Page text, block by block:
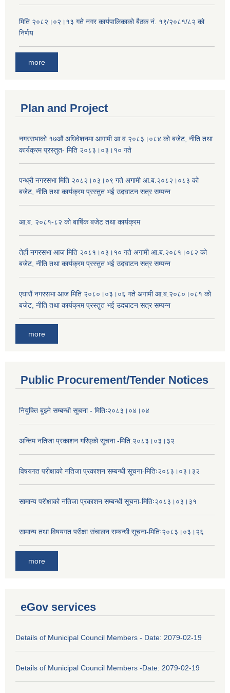
मिति २०८२।०२।१३ गते नगर कार्यपालिकाको बैठक नं. १९/२०८१/८२ को
निर्णय
more
Plan and Project
नगरसभाको १७औं अधिवेशनमा आगामी आ.व.२०८३।०८४ को बजेट, नीति तथा
कार्यक्रम प्रस्तुत- मिति २०८३।०३।१० गते
पन्ध्रौ नगरसभा मिति २०८२।०३।०९ गते अगामी आ.ब.२०८२।०८३ को
बजेट, नीति तथा कार्यक्रम प्रस्तुत भई उदघाटन सत्र सम्पन्न
आ.ब. २०८१-८२ को बार्षिक बजेट तथा कार्यक्रम
तेर्हौ नगरसभा आज मिति २०८१।०३।१० गते अगामी आ.ब.२०८१।०८२ को
बजेट, नीति तथा कार्यक्रम प्रस्तुत भई उदघाटन सत्र सम्पन्न
एघारौं नगरसभा आज मिति २०८०।०३।०६ गते अगामी आ.ब.२०८०।०८१ को
बजेट, नीति तथा कार्यक्रम प्रस्तुत भई उदघाटन सत्र सम्पन्न
more
Public Procurement/Tender Notices
नियुक्ति बुझ्ने सम्बन्धी सूचना - मितिः२०८३।०४।०४
अन्तिम नतिजा प्रकाशन गरिएको सूचना -मिति:२०८३।०३।३२
विषयगत परीक्षाको नतिजा प्रकाशन सम्बन्धी सूचना-मितिः२०८३।०३।३२
सामान्य परीक्षाको नतिजा प्रकाशन सम्बन्धी सूचना-मितिः२०८३।०३।३१
सामान्य तथा विषयगत परीक्षा संचालन सम्बन्धी सूचना-मितिः२०८३।०३।२६
more
eGov services
Details of Municipal Council Members - Date: 2079-02-19
Details of Municipal Council Members -Date: 2079-02-19